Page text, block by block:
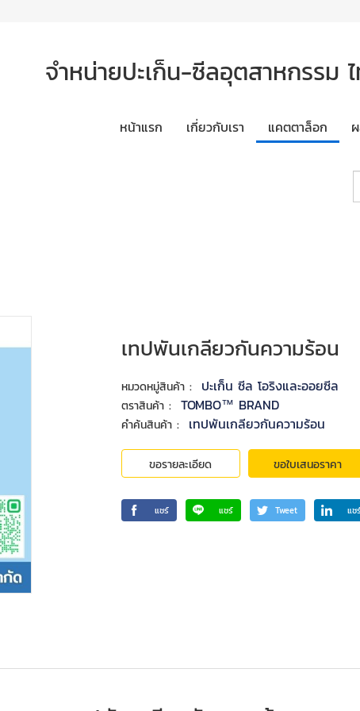
จำหน่ายปะเก็น-ซีลอุตสาหกรรม
หน้าแรก เกี่ยวกับเรา แคตตาล็อก
เทปพันเกลียวกันความร้อน
หมวดหมู่สินค้า: ปะเก็น ซีล โอริงและออยซีล
ตราสินค้า: TOMBO™ BRAND
คำค้นสินค้า: เทปพันเกลียวกันความร้อน
ขอรายละเอียด ขอใบเสนอราคา
แชร์ แชร์ Tweet แช